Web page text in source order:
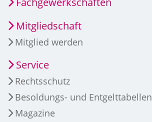
Mitgliedschaft
Mitglied werden
Service
Rechtsschutz
Besoldungs- und Entgelttabellen
Magazine